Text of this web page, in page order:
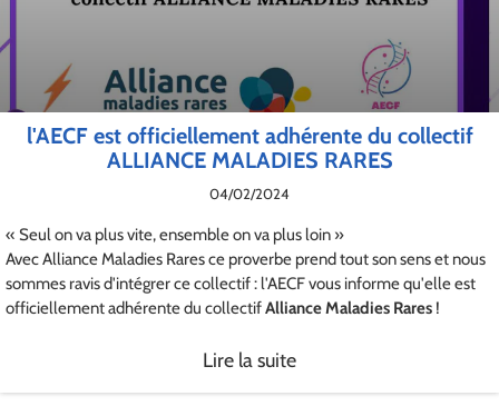
l'AECF est officiellement adhérente du collectif
ALLIANCE MALADIES RARES
04/02/2024
« Seul on va plus vite, ensemble on va plus loin »
Avec Alliance Maladies Rares ce proverbe prend tout son sens et nous
sommes ravis d'intégrer ce collectif : l'AECF vous informe qu'elle est
officiellement adhérente du collectifAlliance Maladies Rares !
Lire la suite